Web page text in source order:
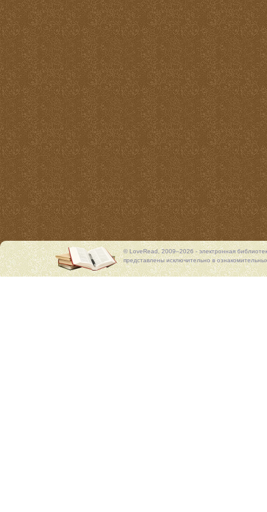
© LoveRead, 2009–2026 - электронная
представлены исключительно в